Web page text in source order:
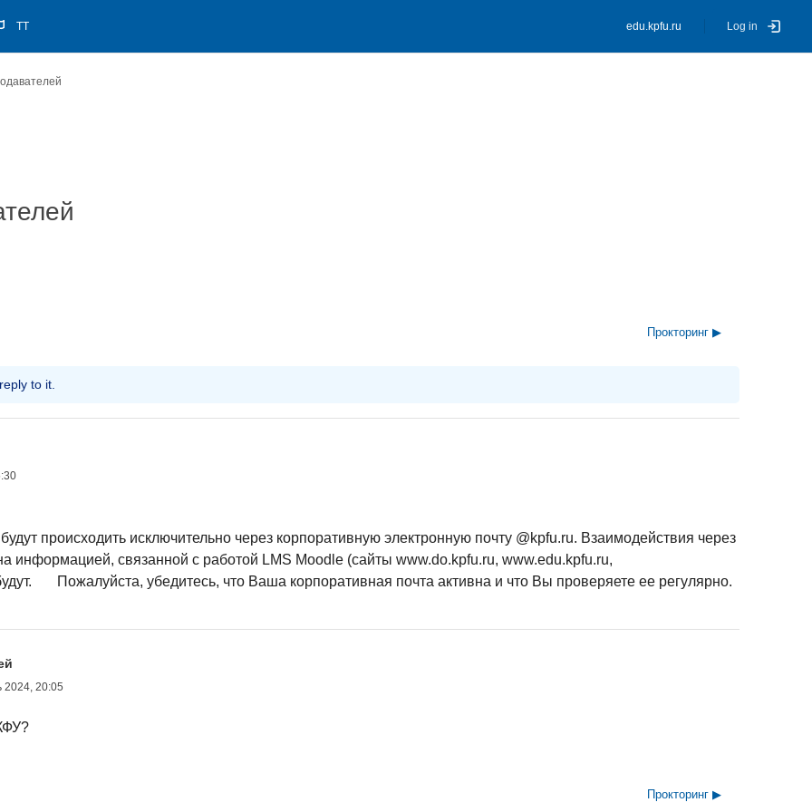
TT edu.kpfu.ru Log in
Прокторинг ▶︎
to it.
происходить исключительно через корпоративную электронную почту @kpfu.ru. Взаимодействия через
информацией, связанной с работой LMS Moodle (сайты www.do.kpfu.ru, www.edu.kpfu.ru,
Пожалуйста, убедитесь, что Ваша корпоративная почта активна и что Вы проверяете ее регулярно.
2024, 20:05
Прокторинг ▶︎